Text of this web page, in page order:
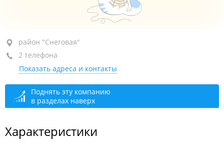
район "Снеговая", ул. Проходная 5-я, 15
пав. 8
+7 (423) 255-66-58
+7 904 629-51-56
открыто, закроется через 16 мин.
район "Снеговая"
2 телефона
Показать адреса и контакты
Поднять эту компанию
в разделах наверх
Характеристики